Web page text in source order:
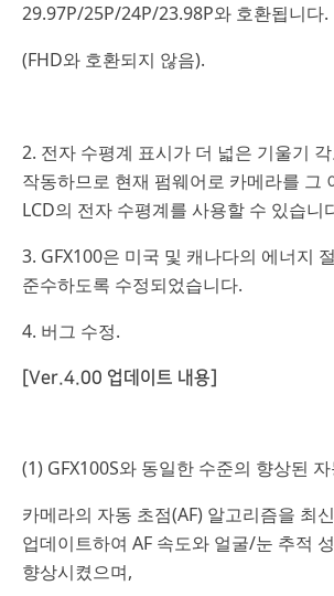
29.97P/25P/24P/23.98P와 호환됩니다.
(FHD와 호환되지 않음).
2. 전자 수평계 표시가 더 넓은 기울기
작동하므로 현재 펌웨어로 카메라를 그
LCD의 전자 수평계를 사용할 수 있습니
3. GFX100은 미국 및 캐나다의 에너지
준수하도록 수정되었습니다.
4. 버그 수정.
[Ver.4.00 업데이트 내용]
(1) GFX100S와 동일한 수준의 향상된
카메라의 자동 초점(AF) 알고리즘을 최
업데이트하여 AF 속도와 얼굴/눈 추적
향상시켰으며,